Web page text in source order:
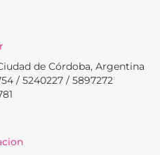
de Córdoba, Argentina
/ 5240227 / 5897272